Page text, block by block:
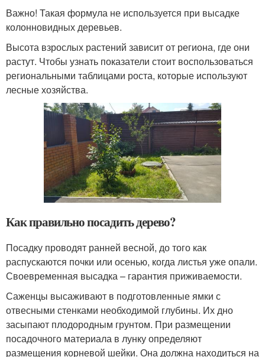
Важно! Такая формула не используется при высадке
колонновидных деревьев.
Высота взрослых растений зависит от региона, где они
растут. Чтобы узнать показатели стоит воспользоваться
региональными таблицами роста, которые используют
лесные хозяйства.
Как правильно посадить дерево?
Посадку проводят ранней весной, до того как
распускаются почки или осенью, когда листья уже опали.
Своевременная высадка – гарантия приживаемости.
Саженцы высаживают в подготовленные ямки с
отвесными стенками необходимой глубины. Их дно
засыпают плодородным грунтом. При размещении
посадочного материала в лунку определяют
размещения корневой шейки. Она должна находиться на